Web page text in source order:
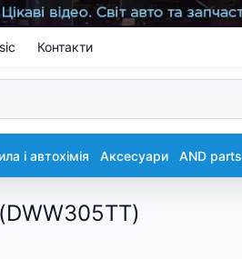
Контакти
і автохімія Аксесуари AND parts